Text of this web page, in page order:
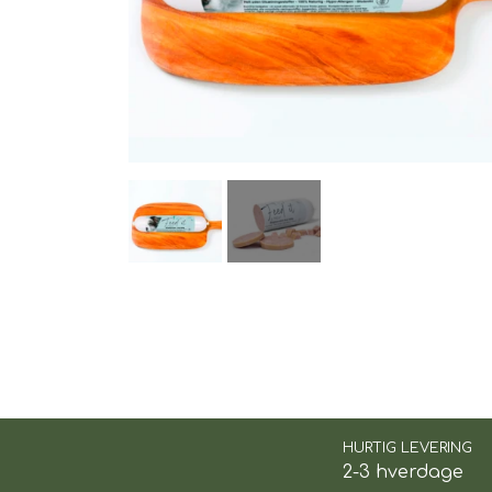
TIL BILEN
FODER & FODER
PRÆMIER & GAVER
HURTIG LEVERING
2-3 hverdage